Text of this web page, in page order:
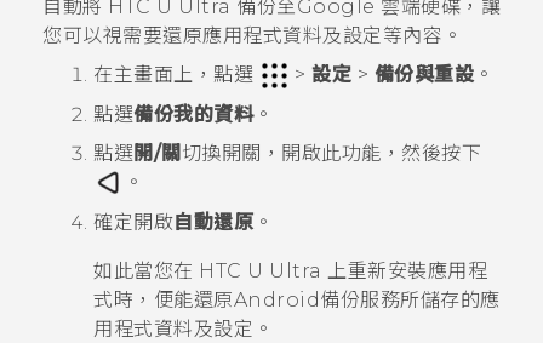
自動將 HTC U Ultra 備份至Google 雲端硬碟 ，讓
您可以視需要還原應用程式資料及設定等內容。
在主畫面上，點選 > 設定 > 備份與重設。
點選備份我的資料。
點選 開/關 切換開關，開啟此功能，然後按下
。
確定開啟 自動還原 。
如此當您在 HTC U Ultra 上重新安裝應用程
式時，便能還原Android備份服務所儲存的應
用程式資料及設定。